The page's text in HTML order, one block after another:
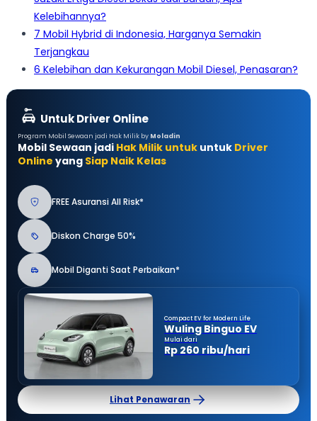
Kelebihannya?
7 Mobil Hybrid di Indonesia, Harganya Semakin
Terjangkau
6 Kelebihan dan Kekurangan Mobil Diesel, Penasaran?
Untuk Driver Online
Program Mobil Sewaan jadi Hak Milik by Moladin
Mobil Sewaan jadi Hak Milik untuk untuk Driver
Online yang Siap Naik Kelas
FREE Asuransi All Risk*
Diskon Charge 50%
Mobil Diganti Saat Perbaikan*
Compact EV for Modern Life
Wuling Binguo EV
Mulai dari
Rp 260 ribu/hari
Lihat Penawaran